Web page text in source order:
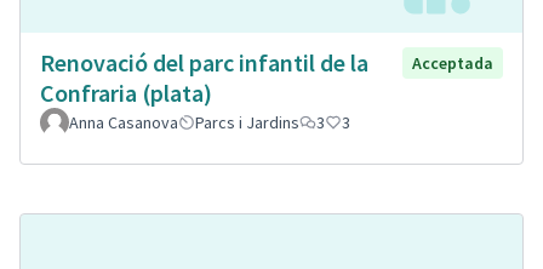
Renovació del parc infantil de la
Confraria (plata)
Acceptada
Anna Casanova Parcs i Jardins 3 3